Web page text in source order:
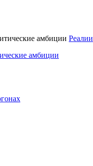
Реалии
амбиции